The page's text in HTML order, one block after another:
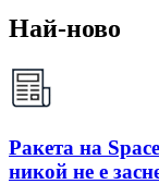
Най-ново
Ракета на
никой не е